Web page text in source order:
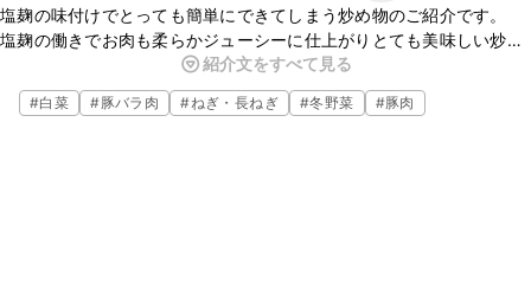
塩麹の味付けでとっても簡単にできてしまう炒め物のご紹介です。
塩麹の働きでお肉も柔らかジューシーに仕上がりとても美味しい炒め
難しい味付けもありませんし、たくさんの調味料を量る必要もありま
せん。
紹介文をすべて見る
#白菜 #豚バラ肉 #ねぎ・長ねぎ #冬野菜 #豚肉